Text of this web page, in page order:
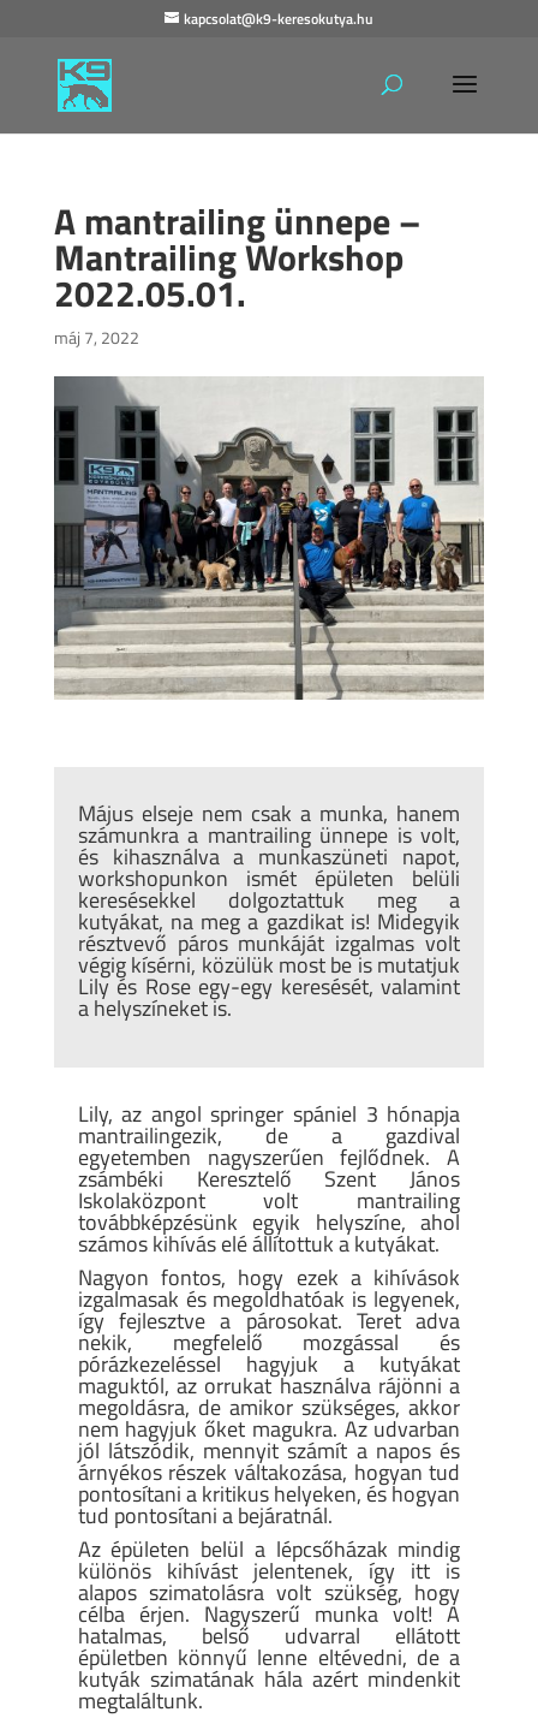
kapcsolat@k9-keresokutya.hu
A mantrailing ünnepe –
Mantrailing Workshop
2022.05.01.
máj 7, 2022
Május elseje nem csak a munka, hanem
számunkra a mantrailing ünnepe is volt,
és kihasználva a munkaszüneti napot,
workshopunkon ismét épületen belüli
keresésekkel dolgoztattuk meg a
kutyákat, na meg a gazdikat is! Midegyik
résztvevő páros munkáját izgalmas volt
végig kísérni, közülük most be is mutatjuk
Lily és Rose egy-egy keresését, valamint
a helyszíneket is.
Lily, az angol springer spániel 3 hónapja
mantrailingezik, de a gazdival
egyetemben nagyszerűen fejlődnek. A
zsámbéki Keresztelő Szent János
Iskolaközpont volt mantrailing
továbbképzésünk egyik helyszíne, ahol
számos kihívás elé állítottuk a kutyákat.
Nagyon fontos, hogy ezek a kihívások
izgalmasak és megoldhatóak is legyenek,
így fejlesztve a párosokat. Teret adva
nekik, megfelelő mozgással és
pórázkezeléssel hagyjuk a kutyákat
maguktól, az orrukat használva rájönni a
megoldásra, de amikor szükséges, akkor
nem hagyjuk őket magukra. Az udvarban
jól látszódik, mennyit számít a napos és
árnyékos részek váltakozása, hogyan tud
pontosítani a kritikus helyeken, és hogyan
tud pontosítani a bejáratnál.
Az épületen belül a lépcsőházak mindig
különös kihívást jelentenek, így itt is
alapos szimatolásra volt szükség, hogy
célba érjen. Nagyszerű munka volt!A
hatalmas, belső udvarral ellátott
épületben könnyű lenne eltévedni, de a
kutyák szimatának hála azért mindenkit
megtaláltunk.